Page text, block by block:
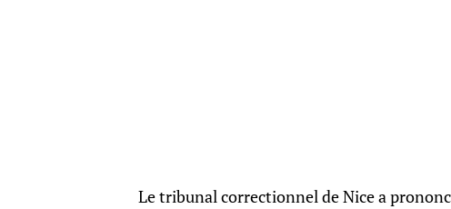
Le tribunal correctionnel de Nice a